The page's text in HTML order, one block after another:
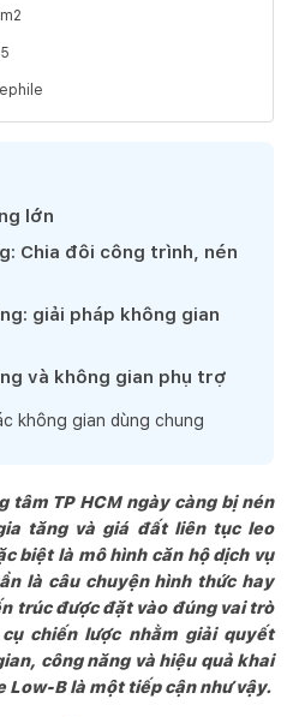
m2
lớn
Chia đôi công trình, nén
giải pháp không gian
và không gian phụ trợ
không gian dùng chung
tâm TP HCM ngày càng bị nén
tăng và giá đất liên tục leo
biệt là mô hình căn hộ dịch vụ
là câu chuyện hình thức hay
trúc được đặt vào đúng vai trò
chiến lược nhằm giải quyết
công năng và hiệu quả khai
Low-B là một tiếp cận như vậy.